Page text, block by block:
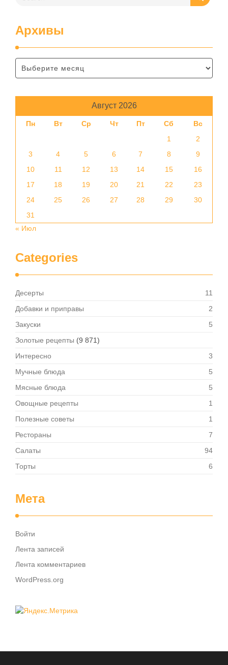
Архивы
Август 2026
Пн Вт Ср Чт Пт Сб
Вс
1
2
3
4 5 6 7 8
9
10
11 12 13 14 15
16
17
18 19 20 21 22
23
24
25 26 27 28 29
30
31
« Июл
Categories
Десерты
11
Добавки и приправы
2
Закуски
5
Золотые рецепты (9 871)
Интересно
3
Мучные блюда
5
Мясные блюда
5
Овощные рецепты
1
Полезные советы
1
Рестораны
7
Салаты
94
Торты
6
Мета
Войти
Лента записей
Лента комментариев
WordPress.org